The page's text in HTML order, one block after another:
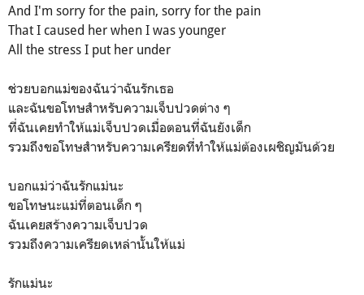
And I'm sorry for the pain, sorry for the pain
That I caused her when I was younger
All the stress I put her under
ช่วยบอกแม่ของฉันว่าฉันรักเธอ
และฉันขอโทษสำหรับความเจ็บปวดต่าง ๆ
ที่ฉันเคยทำให้แม่เจ็บปวดเมื่อตอนที่ฉันยังเด็ก
รวมถึงขอโทษสำหรับความเครียดที่ทำให้แม่ต้องเผชิญมันด้วย
บอกแม่ว่าฉันรักแม่นะ
ขอโทษนะแม่ที่ตอนเด็ก ๆ
ฉันเคยสร้างความเจ็บปวด
รวมถึงความเครียดเหล่านั้นให้แม่
รักแม่นะ